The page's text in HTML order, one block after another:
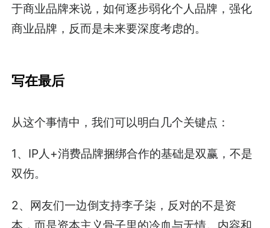
于商业品牌来说，如何逐步弱化个人品牌，强化
商业品牌，反而是未来要深度考虑的。
写在最后
从这个事情中，我们可以明白几个关键点：
1、IP人+消费品牌捆绑合作的基础是双赢，不是
双伤。
2、网友们一边倒支持李子柒，反对的不是资
本，而是资本主义骨子里的冷血与无情。内容和